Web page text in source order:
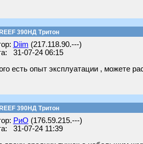
390НД Тритон
Diim (217.118.90.---)
31-07-24 06:15
есть опыт эксплуатации , можете
390НД Тритон
РиО (176.59.215.---)
31-07-24 11:39